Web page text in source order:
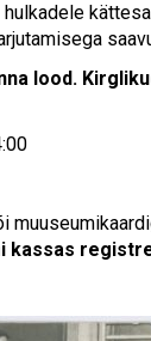
lood.
kassas